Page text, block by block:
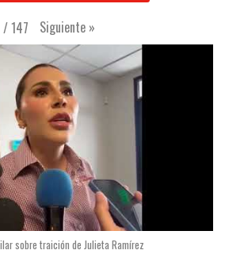
/147 Siguiente »
sobre traición de Julieta Ramírez